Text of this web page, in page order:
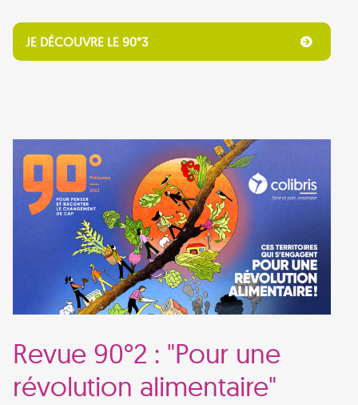
JE DÉCOUVRE LE 90°3
Revue 90°2 : "Pour une
révolution alimentaire"